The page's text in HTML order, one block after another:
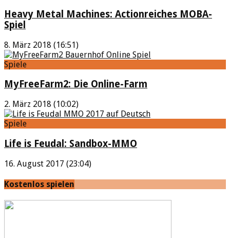
Heavy Metal Machines: Actionreiches MOBA-
Spiel
8. März 2018 (16:51)
Spiele
MyFreeFarm2: Die Online-Farm
2. März 2018 (10:02)
Spiele
Life is Feudal: Sandbox-MMO
16. August 2017 (23:04)
Kostenlos spielen